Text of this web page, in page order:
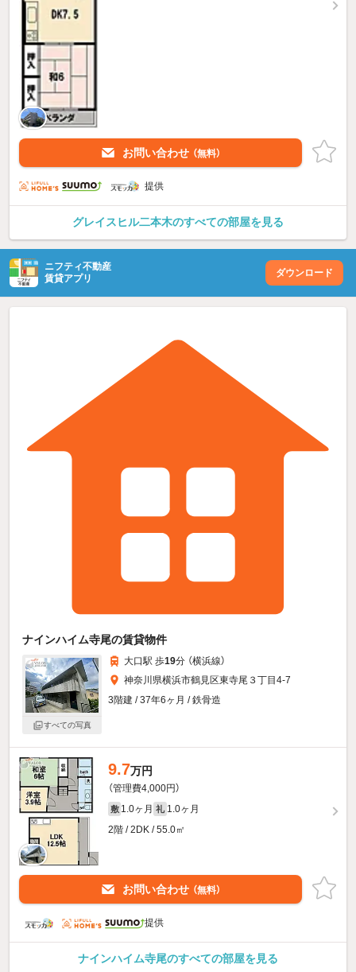
お問い合わせ （無料）
提供
グレイスヒル二本木のすべての部屋を見る
ニフティ不動産
賃貸アプリ
ダウンロード
ナインハイム寺尾の賃貸物件
すべての写真
大口駅 歩19分 （横浜線）
神奈川県横浜市鶴見区東寺尾３丁目4-7
3階建 / 37年6ヶ月 / 鉄骨造
9.7万円
（管理費4,000円）
敷 1.0ヶ月 礼 1.0ヶ月
2階 / 2DK / 55.0㎡
お問い合わせ （無料）
提供
ナインハイム寺尾のすべての部屋を見る